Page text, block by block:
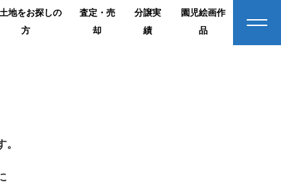
地をお探しの
方
査定・売
却
分譲実
績
園児絵画作
品